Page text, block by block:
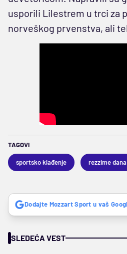
usporili Lilestrem u trci za
norveškog prvenstva, ali
TAGOVI
sportsko klađenje rezzime dana
Dodajte Mozzart Sport u vaš
SLEDEĆA VEST